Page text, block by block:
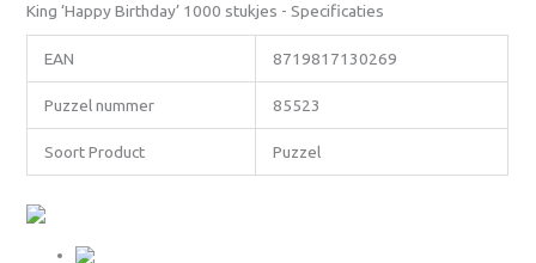
King ‘Happy Birthday’ 1000 stukjes - Specificaties
EAN 8719817130269
Puzzel nummer 85523
Soort Product Puzzel